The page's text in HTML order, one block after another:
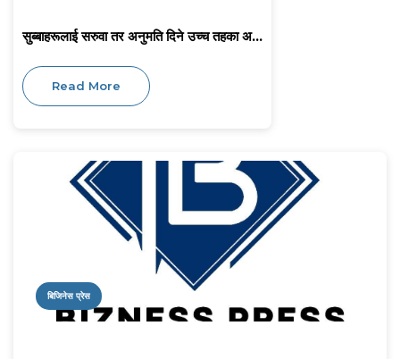
सुब्बाहरूलाई सरुवा तर अनुमति दिने उच्च तहका अ...
Read More
बिजिनेस प्रेस